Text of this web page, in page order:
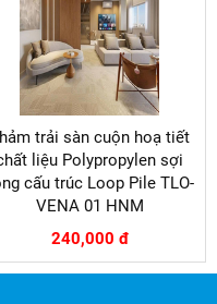
trải sàn cuộn hoạ tiết
liệu Polypropylen sợi
cấu trúc Loop Pile TLO-
VENA 01 HNM
240,000 đ